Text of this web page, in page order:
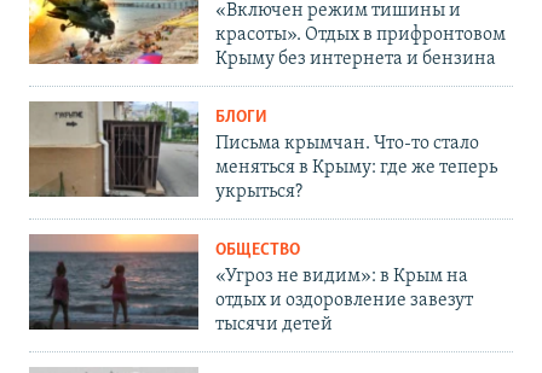
«Включен режим тишины и
красоты». Отдых в прифронтовом
Крыму без интернета и бензина
БЛОГИ
Письма крымчан. Что-то стало
меняться в Крыму: где же теперь
укрыться?
ОБЩЕСТВО
«Угроз не видим»: в Крым на
отдых и оздоровление завезут
тысячи детей